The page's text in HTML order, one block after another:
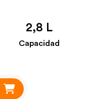
2,8 L
Capacidad